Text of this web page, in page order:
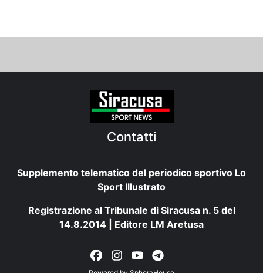
Contatti
Supplemento telematico del periodico sportivo Lo
Sport Illustrato
Registrazione al Tribunale di Siracusa n. 5 del
14.8.2014 | Editore LM Aretusa